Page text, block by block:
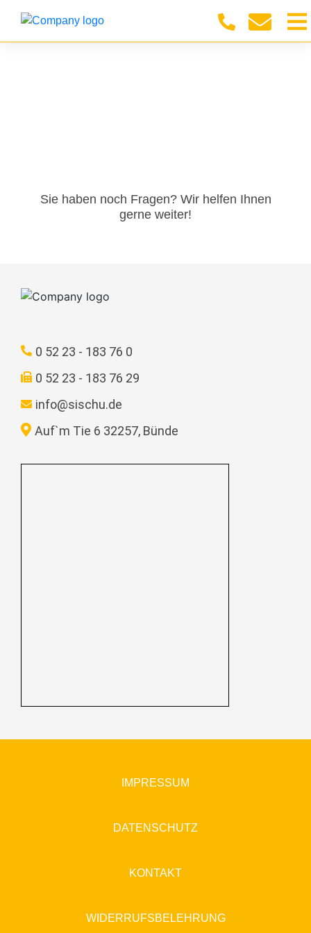
Sie haben noch Fragen? Wir helfen Ihnen
gerne weiter!​
0 52 23 - 183 76 0
0 52 23 - 183 76 29
info@sischu.de
Auf`m Tie 6 32257, Bünde
IMPRESSUM
DATENSCHUTZ
KONTAKT
WIDERRUFSBELEHRUNG